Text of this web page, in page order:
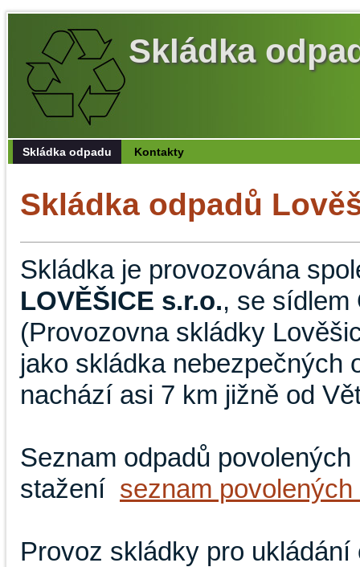
Skládka
Skládka odpadu Kontakty
Skládka odpadů
Skládka je provozována
LOVĚŠICE s.r.o., se sídlem
(Provozovna skládky
jako skládka nebezpečných
nachází asi 7 km jižně od
Seznam odpadů
stažení seznam povolených
Provoz skládky pro ukládání